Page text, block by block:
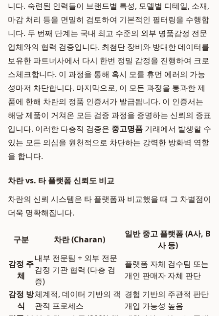
니다. 숙련된 인력들이 브랜드별 특성, 모델별 디테일, 소재,
마감 처리 등을 면밀히 검토하여 기본적인 필터링을 수행합
니다. 두 번째 단계는 국내 최고 수준의 외부 명품감정 전문
업체와의 협력 검증입니다. 최첨단 장비와 방대한 데이터를
보유한 파트너사에서 다시 한번 정밀 감정을 진행하여 크로
스체크합니다. 이 과정을 통해 혹시 모를 휴먼 에러의 가능
성마저 차단합니다. 마지막으로, 이 모든 과정을 통과한 제
품에 한해 차란의 정품 인증서가 발급됩니다. 이 인증서는
해당 제품이 거쳐온 모든 검증 과정을 증명하는 신뢰의 증표
입니다. 이러한 다층적 검증은 중고명품 거래에서 발생할 수
있는 모든 의심을 원천적으로 차단하는 강력한 방화벽 역할
을 합니다.
차란 vs. 타 플랫폼 신뢰도 비교
차란의 신뢰 시스템은 타 플랫폼과 비교했을 때 그 차별점이
더욱 명확해집니다.
구분 차란 (Charan)
일반 중고 플랫폼 (A사, B
사 등)
감정 주
체
내부 전문팀 + 외부 전문
감정 기관 협력 (다층 검
증)
플랫폼 자체 검수팀 또는
개인 판매자 자체 판단
감정 방
식
체계적, 데이터 기반의 객
관적 프로세스
경험 기반의 주관적 판단
개입 가능성 높음